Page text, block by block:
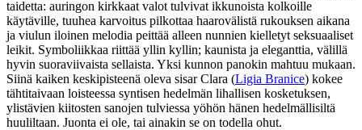
taidetta: auringon kirkkaat valot tulvivat ikkunoista kolkoille
käytäville, tuuhea karvoitus pilkottaa haarovälistä rukouksen aikana
ja viulun iloinen melodia peittää alleen nunnien kielletyt seksuaaliset
leikit. Symboliikkaa riittää yllin kyllin; kaunista ja eleganttia, välillä
hyvin suoraviivaista sellaista. Yksi kunnon panokin mahtuu mukaan.
Siinä kaiken keskipisteenä oleva sisar Clara (Ligia Branice) kokee
tähtitaivaan loisteessa syntisen hedelmän lihallisen kosketuksen,
ylistävien kiitosten sanojen tulviessa yöhön hänen hedelmällisiltä
huuliltaan. Juonta ei ole, tai ainakin se on todella ohut.